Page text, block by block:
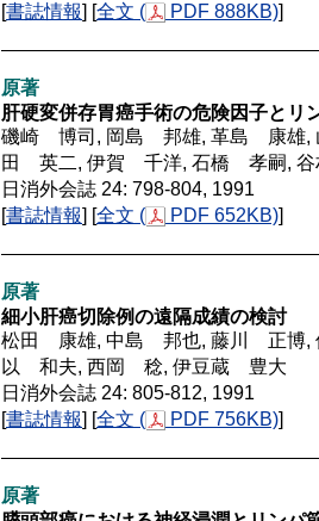
[書誌情報] [全文 ( PDF 888KB)]
原著
肝硬変併存胃癌手術の危険因子とリ
磯崎 博司, 岡島 邦雄, 革島 康雄,
田 英二, 伊賀 千洋, 石橋 孝嗣,
日消外会誌 24: 798-804, 1991
[書誌情報] [全文 ( PDF 652KB)]
原著
細小肝癌切除例の遠隔成績の検討
松田 康雄, 中島 邦也, 藤川 正博
以 和夫, 西岡 稔, 伊豆蔵 豊大
日消外会誌 24: 805-812, 1991
[書誌情報] [全文 ( PDF 756KB)]
原著